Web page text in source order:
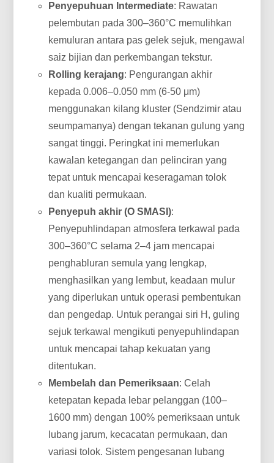
Penyepuhuan Intermediate: Rawatan
pelembutan pada 300–360°C memulihkan
kemuluran antara pas gelek sejuk, mengawal
saiz bijian dan perkembangan tekstur.
Rolling kerajang: Pengurangan akhir
kepada 0.006–0.050 mm (6-50 μm)
menggunakan kilang kluster (Sendzimir atau
seumpamanya) dengan tekanan gulung yang
sangat tinggi. Peringkat ini memerlukan
kawalan ketegangan dan pelinciran yang
tepat untuk mencapai keseragaman tolok
dan kualiti permukaan.
Penyepuh akhir (O SMASI):
Penyepuhlindapan atmosfera terkawal pada
300–360°C selama 2–4 ​​jam mencapai
penghabluran semula yang lengkap,
menghasilkan yang lembut, keadaan mulur
yang diperlukan untuk operasi pembentukan
dan pengedap. Untuk perangai siri H, guling
sejuk terkawal mengikuti penyepuhlindapan
untuk mencapai tahap kekuatan yang
ditentukan.
Membelah dan Pemeriksaan: Celah
ketepatan kepada lebar pelanggan (100–
1600 mm) dengan 100% pemeriksaan untuk
lubang jarum, kecacatan permukaan, dan
variasi tolok. Sistem pengesanan lubang